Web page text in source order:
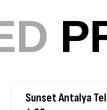
Sunset Antalya